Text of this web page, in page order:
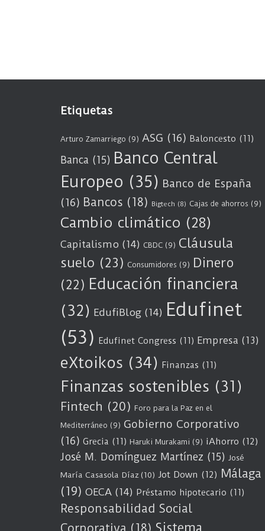
Etiquetas
Arturo Zamarriego (9) ASG (16) Baloncesto (11)
Banca (15) Banco Central
Europeo (35) Banco de España
(16) Bancos (18) Bigtech (8) Cajas de ahorros (9)
Cambio climático (28)
Capitalismo (14) CBDC (9) Cláusula
suelo (23) Consumidores (9) Dinero
(22) Educación financiera
(32) EdufiBlog (14) Edufinet
(53) Edufinet Congress (11) Empresa (13)
eXtoikos (34) Finanzas (11)
Finanzas sostenibles (31)
Fintech (20) Foro para la Paz en el
Mediterráneo (9) Gobierno Corporativo
(16) Grecia (11) Haruki Murakami (9) iAhorro (12)
José M. Domínguez Martínez (15) José
María Casasola Díaz (10) Jot Down (12) Málaga
(19) OECA (14) Préstamo hipotecario (11)
Responsabilidad Social
Sistema